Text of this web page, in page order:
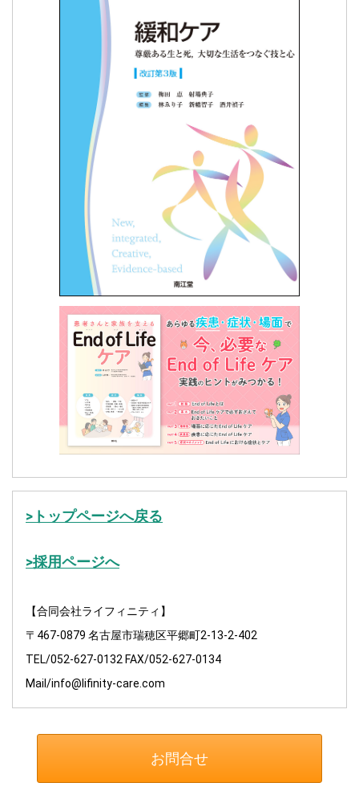
>トップページへ戻る
>採用ページへ
【合同会社ライフィニティ】
〒467-0879 名古屋市瑞穂区平郷町2-13-2-402
TEL/052-627-0132 FAX/052-627-0134
Mail/info@lifinity-care.com
お問合せ